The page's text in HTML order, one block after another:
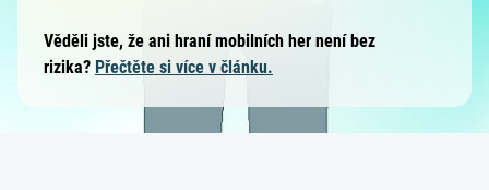
Věděli jste, že ani hraní mobilních her není bez
rizika? Přečtěte si více v článku.